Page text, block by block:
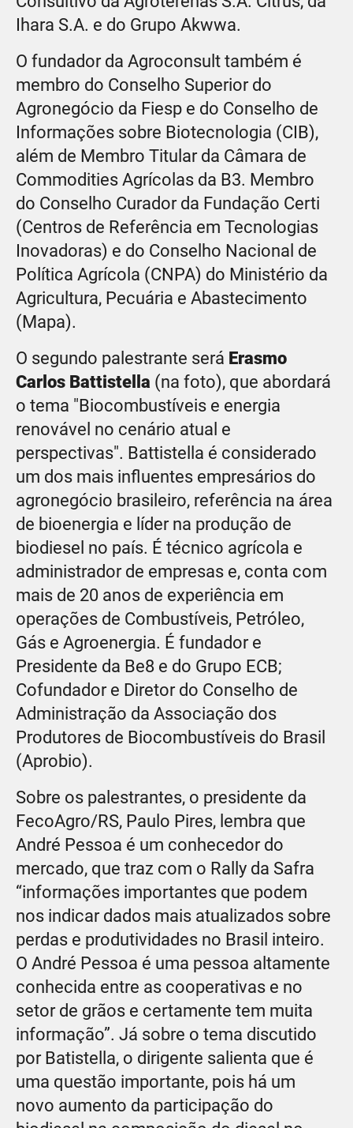
Ihara S.A. e do Grupo Akwwa.
O fundador da Agroconsult também é
membro do Conselho Superior do
Agronegócio da Fiesp e do Conselho de
Informações sobre Biotecnologia (CIB),
além de Membro Titular da Câmara de
Commodities Agrícolas da B3. Membro
do Conselho Curador da Fundação Certi
(Centros de Referência em Tecnologias
Inovadoras) e do Conselho Nacional de
Política Agrícola (CNPA) do Ministério da
Agricultura, Pecuária e Abastecimento
(Mapa).
O segundo palestrante será Erasmo
Carlos Battistella (na foto), que abordará
o tema "Biocombustíveis e energia
renovável no cenário atual e
perspectivas". Battistella é considerado
um dos mais influentes empresários do
agronegócio brasileiro, referência na área
de bioenergia e líder na produção de
biodiesel no país. É técnico agrícola e
administrador de empresas e, conta com
mais de 20 anos de experiência em
operações de Combustíveis, Petróleo,
Gás e Agroenergia. É fundador e
Presidente da Be8 e do Grupo ECB;
Cofundador e Diretor do Conselho de
Administração da Associação dos
Produtores de Biocombustíveis do Brasil
(Aprobio).
Sobre os palestrantes, o presidente da
FecoAgro/RS, Paulo Pires, lembra que
André Pessoa é um conhecedor do
mercado, que traz com o Rally da Safra
“informações importantes que podem
nos indicar dados mais atualizados sobre
perdas e produtividades no Brasil inteiro.
O André Pessoa é uma pessoa altamente
conhecida entre as cooperativas e no
setor de grãos e certamente tem muita
informação”. Já sobre o tema discutido
por Batistella, o dirigente salienta que é
uma questão importante, pois há um
novo aumento da participação do